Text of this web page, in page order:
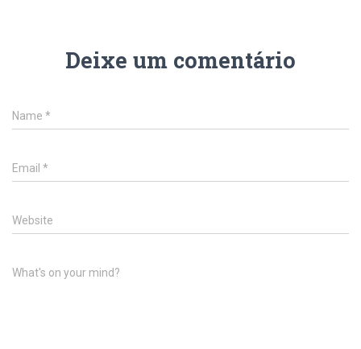
Deixe um comentário
Name *
Email *
Website
What's on your mind?